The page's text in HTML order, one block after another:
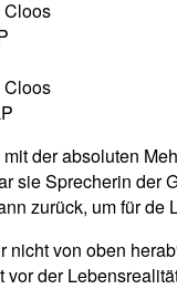
Cloos
der absoluten
sie Sprecherin
zurück, um für
nicht von oben
der